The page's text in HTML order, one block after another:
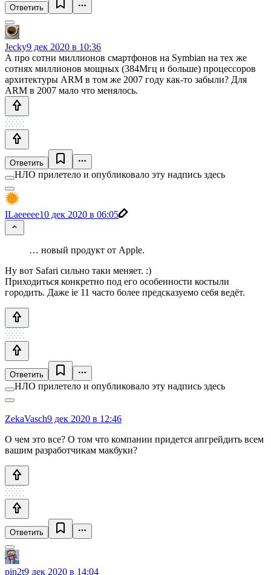
Ответить
Jecky9 дек 2020 в 10:36
А про сотни миллионов смартфонов на Symbian на тех же
сотнях миллионов мощных (384Мгц и больше) процессоров
архитектуры ARM в том же 2007 году как-то забыли? Для
ARM в 2007 мало что менялось.
Ответить
НЛО прилетело и опубликовало эту надпись здесь
ILaeeeee10 дек 2020 в 06:05
… новый продукт от Apple.
Ну вот Safari сильно таки меняет. :)
Приходиться конкретно под его особенности костыли
городить. Даже ie 11 часто более предсказуемо себя ведёт.
Ответить
НЛО прилетело и опубликовало эту надпись здесь
ZekaVasch9 дек 2020 в 12:46
О чем это все? О том что компании придется апгрейдить всем
вашим разработчикам макбуки?
Ответить
pin2t9 дек 2020 в 14:04